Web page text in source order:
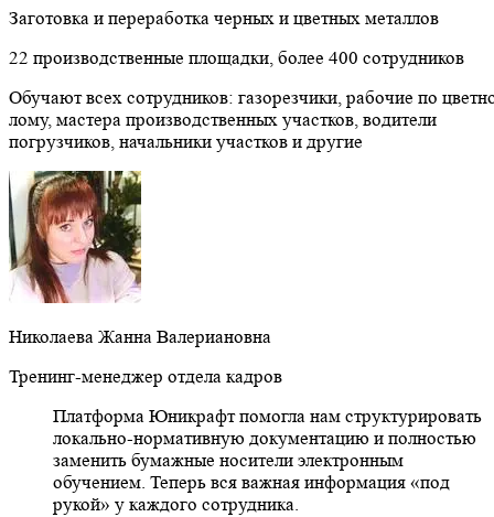
Заготовка и переработка черных и цветных металлов
22 производственные площадки, более 400 сотрудников
Обучают всех сотрудников: газорезчики, рабочие по
лому, мастера производственных участков, водители
погрузчиков, начальники участков и другие
Николаева Жанна Валериановна
Тренинг-менеджер отдела кадров
Платформа Юникрафт помогла нам структурировать
локально-нормативную документацию и полностью
заменить бумажные носители электронным
обучением. Теперь вся важная информация «под
рукой» у каждого сотрудника.